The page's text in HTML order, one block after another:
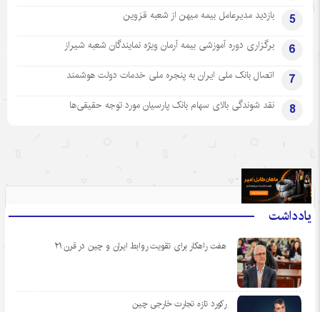
5 بازدید مدیرعامل بیمه میهن از شعبه قزوین
6 برگزاری دوره آموزشی بیمه آرمان ویژه نمایندگان شعبه شیراز
7 اتصال بانک ملی ایران به پنجره ملی خدمات دولت هوشمند
8 نقد شوندگی بالای سهام بانک پارسیان مورد توجه حقیقی‌ها
یادداشت
هفت راهکار برای تقویت روابط ایران و چین در قرن ۲۱
رکورد تازه تجارت خارجی چین
.